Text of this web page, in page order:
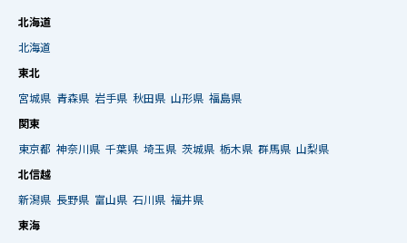
北海道
北海道
東北
宮城県 青森県 岩手県 秋田県 山形県 福島県
関東
東京都 神奈川県 千葉県 埼玉県 茨城県 栃木県 群馬県 山梨県
北信越
新潟県 長野県 富山県 石川県 福井県
東海